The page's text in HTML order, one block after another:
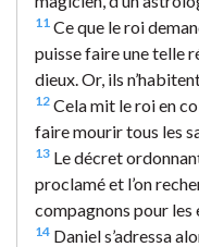
11 Ce que le roi
puisse faire une telle
dieux. Or, ils
12 Cela mit le roi en
faire mourir tous les
13 Le décret
proclamé et l’on
compagnons pour les
14 Daniel s’adressa